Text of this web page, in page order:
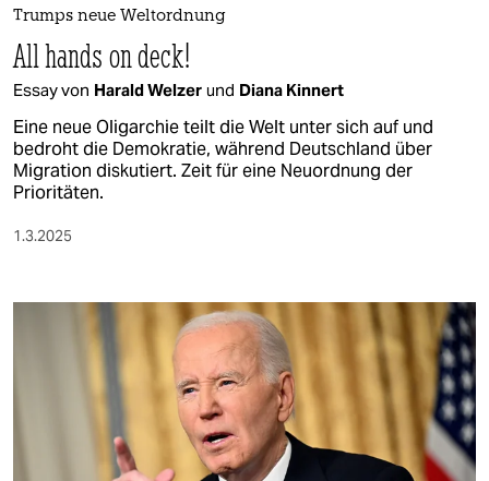
Trumps neue Weltordnung
All hands on deck!
Essay von Harald Welzer und Diana Kinnert
Eine neue Oligarchie teilt die Welt unter sich auf und
bedroht die Demokratie, während Deutschland über
Migration diskutiert. Zeit für eine Neuordnung der
Prioritäten.
1.3.2025